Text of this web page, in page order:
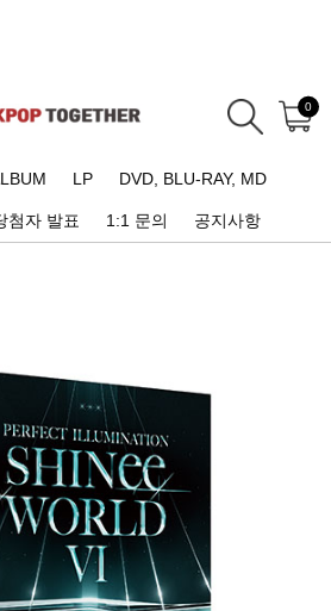
0
LP DVD, BLU-RAY, MD
첨자 발표 1:1 문의 공지사항